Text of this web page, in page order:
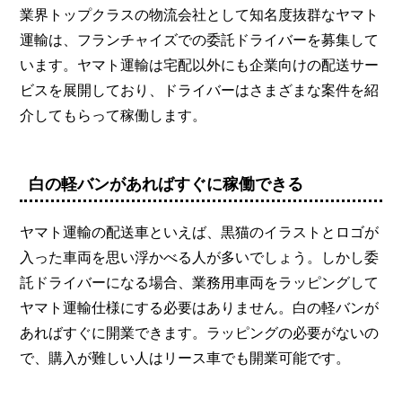
業界トップクラスの物流会社として知名度抜群なヤマト
運輸は、フランチャイズでの委託ドライバーを募集して
います。ヤマト運輸は宅配以外にも企業向けの配送サー
ビスを展開しており、ドライバーはさまざまな案件を紹
介してもらって稼働します。
白の軽バンがあればすぐに稼働できる
ヤマト運輸の配送車といえば、黒猫のイラストとロゴが
入った車両を思い浮かべる人が多いでしょう。しかし委
託ドライバーになる場合、業務用車両をラッピングして
ヤマト運輸仕様にする必要はありません。白の軽バンが
あればすぐに開業できます。ラッピングの必要がないの
で、購入が難しい人はリース車でも開業可能です。